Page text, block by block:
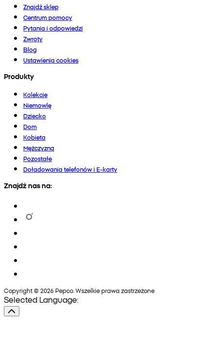
Znajdź sklep
Centrum pomocy
Pytania i odpowiedzi
Zwroty
Blog
Ustawienia cookies
Produkty
Kolekcje
Niemowlę
Dziecko
Dom
Kobieta
Mężczyzna
Pozostałe
Doładowania telefonów i E-karty
Znajdź nas na:
Copyright © 2026 Pepco. Wszelkie prawa zastrzeżone
Selected Language: